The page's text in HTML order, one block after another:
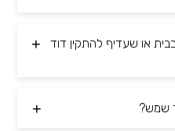
או שעדיף להתקין דוד
שמש?